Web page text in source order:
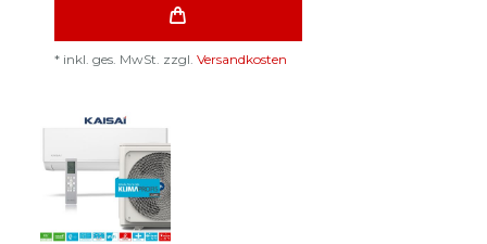
* inkl. ges. MwSt. zzgl. Versandkosten